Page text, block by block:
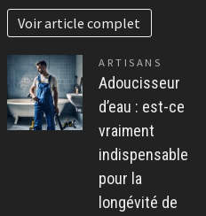
Voir article complet
ARTISANS
Adoucisseur
d’eau : est-ce
vraiment
indispensable
pour la
longévité de